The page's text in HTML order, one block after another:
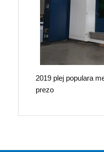
2019 plej populara
prezo